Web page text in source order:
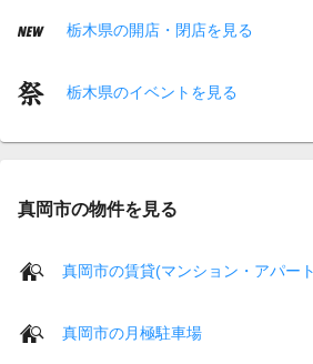
栃木県の開店・閉店を見る
栃木県のイベントを見る
真岡市の物件を見る
真岡市の賃貸(マンション・アパー
真岡市の月極駐車場